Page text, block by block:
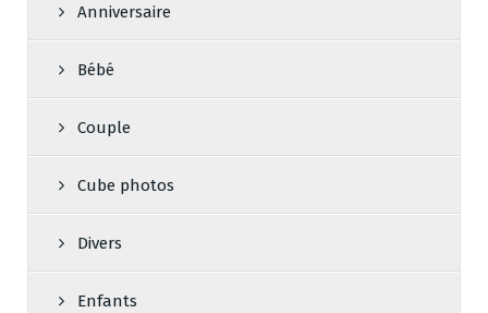
Anniversaire
Bébé
Couple
Cube photos
Divers
Enfants